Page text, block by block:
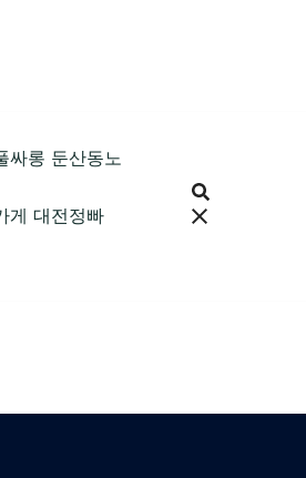
싸롱 둔산동노
게 대전정빠